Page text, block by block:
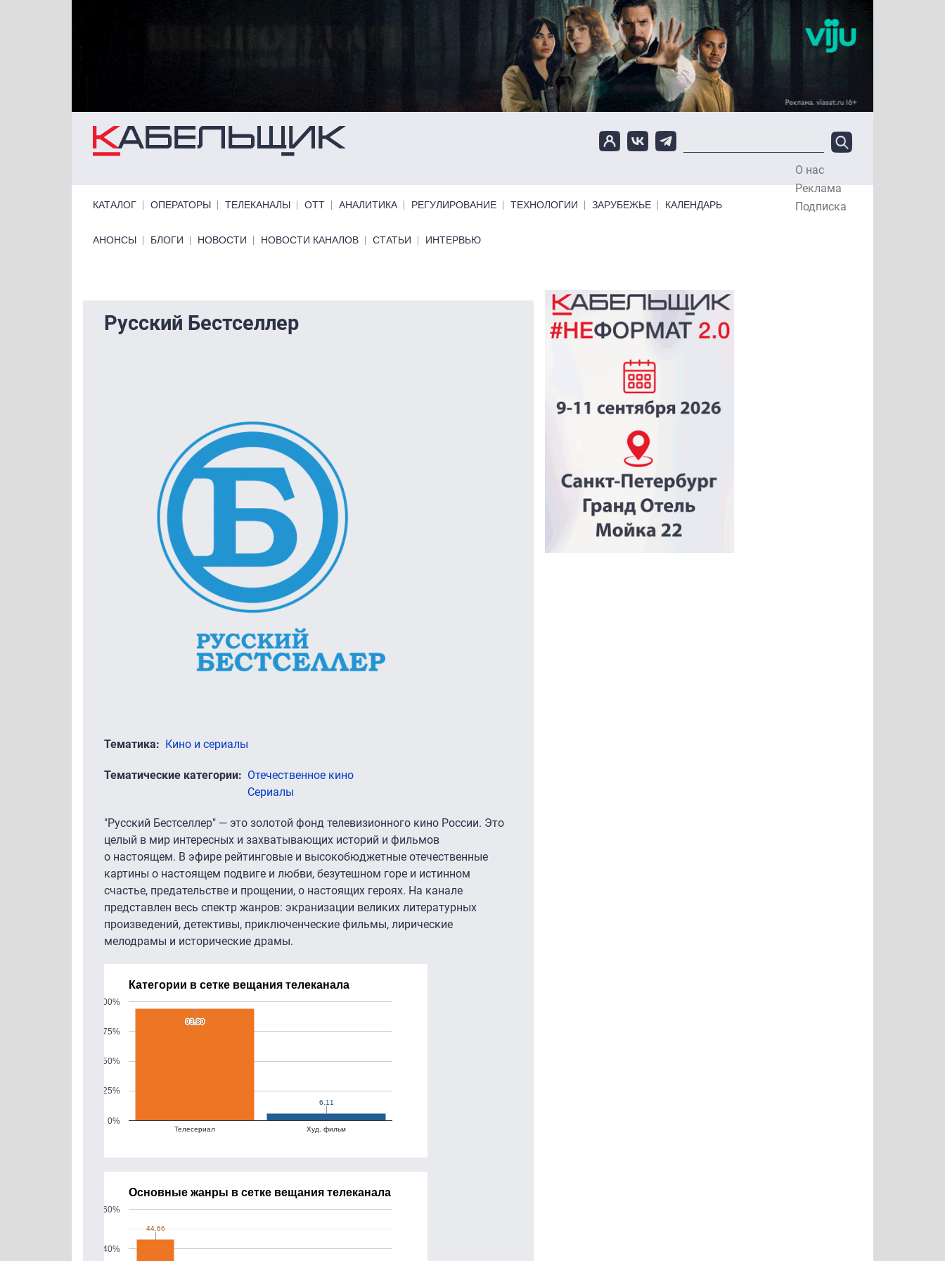
О нас
Реклама
Подписка
КАТАЛОГ ОПЕРАТОРЫ ТЕЛЕКАНАЛЫ ОТТ АНАЛИТИКА РЕГУЛИРОВАНИЕ ТЕХНОЛОГИИ ЗАРУБЕЖЬЕ КАЛЕНДАРЬ
Primary links bottom
АНОНСЫ БЛОГИ НОВОСТИ НОВОСТИ КАНАЛОВ СТАТЬИ ИНТЕРВЬЮ
Русский Бестселлер
Тематика Кино и сериалы
Тематические категории
Отечественное кино
Сериалы
"Русский Бестселлер" — это золотой фонд телевизионного кино России. Это
целый в мир интересных и захватывающих историй и фильмов
о настоящем. В эфире рейтинговые и высокобюджетные отечественные
картины о настоящем подвиге и любви, безутешном горе и истинном
счастье, предательстве и прощении, о настоящих героях. На канале
представлен весь спектр жанров: экранизации великих литературных
произведений, детективы, приключенческие фильмы, лирические
мелодрамы и исторические драмы.
Категории в сетке вещания телеканала
Телесериал Худ. фильм
0%
25%
50%
75%
100%
93.89
93.89
6.11
6.11
Основные жанры в сетке вещания телеканала
40%
60%
44.66
44.66